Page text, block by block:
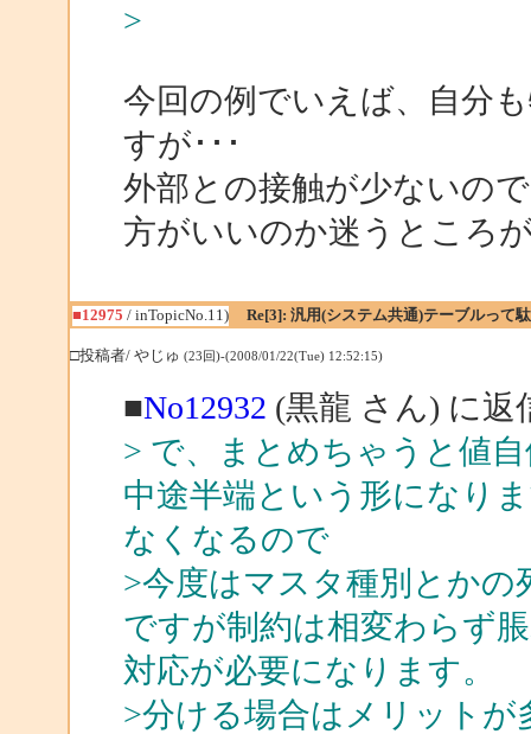
>
今回の例でいえば、自分
すが･･･
外部との接触が少ないの
方がいいのか迷うところ
■12975 / inTopicNo.11) Re[3]: 汎用(システム共通)テーブルって
□投稿者/ やじゅ (23回)-(2008/01/22(Tue) 12:52:15)
■No12932 (黒龍 さん) に返
> で、まとめちゃうと値
中途半端という形になり
なくなるので
>今度はマスタ種別とか
ですが制約は相変わらず
対応が必要になります。
>分ける場合はメリット